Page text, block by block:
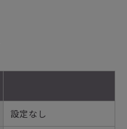
設定なし